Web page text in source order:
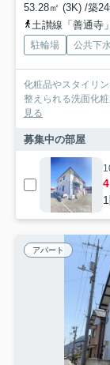
53.28㎡ (3K) /築
土讃線「善通寺
駐輪場 公共下
化粧品やスタイリ
整えられる洗面化
見る
募集中の部屋
アパート